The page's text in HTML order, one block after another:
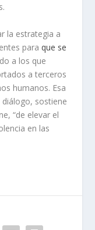
la estrategia a
para que se
a los que
a terceros
humanos. Esa
diálogo, sostiene
“de elevar el
en las